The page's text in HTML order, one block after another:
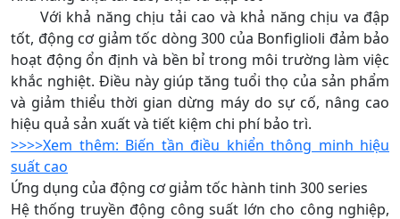
Với khả năng chịu tải cao và khả năng chịu va đập
tốt, động cơ giảm tốc dòng 300 của Bonfiglioli đảm bảo
hoạt động ổn định và bền bỉ trong môi trường làm việc
khắc nghiệt. Điều này giúp tăng tuổi thọ của sản phẩm
và giảm thiểu thời gian dừng máy do sự cố, nâng cao
hiệu quả sản xuất và tiết kiệm chi phí bảo trì.
>>>>Xem thêm: Biến tần điều khiển thông minh hiệu
suất cao
Ứng dụng của động cơ giảm tốc hành tinh 300 series
Hệ thống truyền động công suất lớn cho công nghiệp,